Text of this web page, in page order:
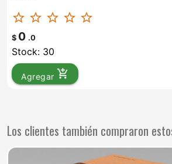
star_border star_border star_border star_border star_border
$ 0 .0
Stock: 30
Agregar add_shopping_cart
Los clientes también compraron